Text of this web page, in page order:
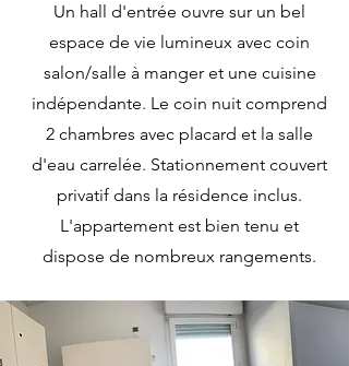
Un hall d'entrée ouvre sur un bel
espace de vie lumineux avec coin
salon/salle à manger et une cuisine
indépendante. Le coin nuit comprend
2 chambres avec placard et la salle
d'eau carrelée. Stationnement couvert
privatif dans la résidence inclus.
L'appartement est bien tenu et
dispose de nombreux rangements.